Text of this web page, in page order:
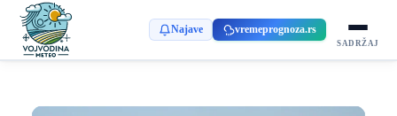
Najave vremeprognoza.rs
SADRŽAJ